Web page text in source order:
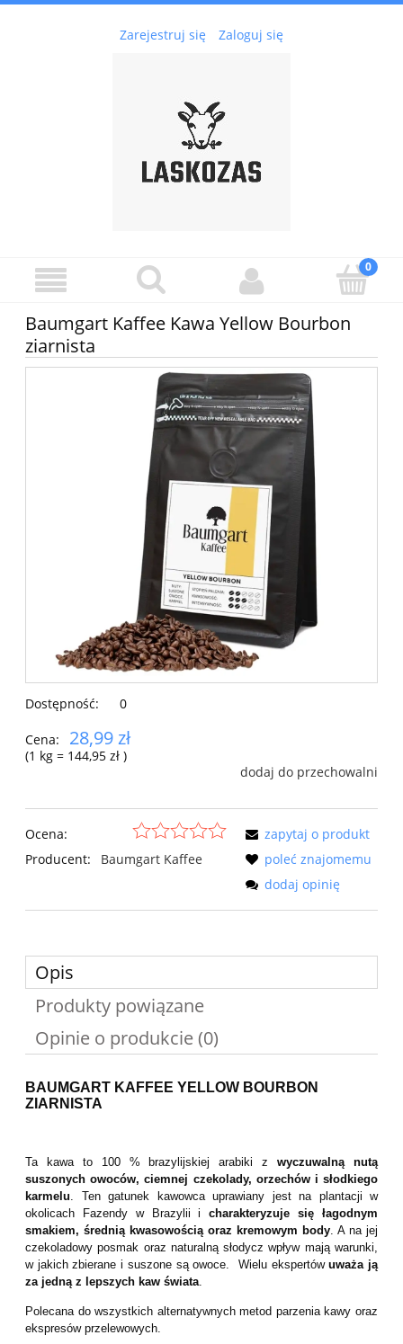
Zarejestruj się Zaloguj się
Baumgart Kaffee Kawa Yellow Bourbon
ziarnista
Dostępność: 0
Cena: 28,99 zł
(1 kg = 144,95 zł )
dodaj do przechowalni
Ocena:
Producent:
Baumgart Kaffee
zapytaj o produkt
poleć znajomemu
dodaj opinię
Opis
Produkty powiązane
Opinie o produkcie (0)
BAUMGART KAFFEE YELLOW BOURBON
ZIARNISTA
Ta kawa to 100 % brazylijskiej arabiki zwyczuwalną nutą
suszonych owoców, ciemnej czekolady, orzechów i słodkiego
karmelu. Ten gatunek kawowca uprawiany jest na plantacji w
okolicach Fazendy w Brazylii icharakteryzuje się łagodnym
smakiem, średnią kwasowością oraz kremowym body. A na jej
czekoladowy posmak oraz naturalną słodycz wpływ mają warunki,
w jakich zbierane i suszone są owoce. Wielu ekspertówuważa ją
za jedną z lepszych kaw świata.
Polecana do wszystkich alternatywnych metod parzenia kawy oraz
ekspresów przelewowych.